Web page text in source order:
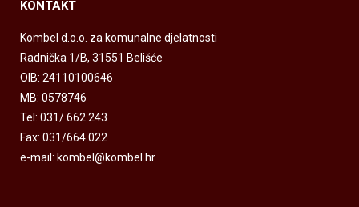
KONTAKT
Kombel d.o.o. za komunalne djelatnosti
Radnička 1/B, 31551 Belišće
OIB: 24110100646
MB: 0578746
Tel: 031/ 662 243
Fax: 031/664 022
e-mail: kombel@kombel.hr